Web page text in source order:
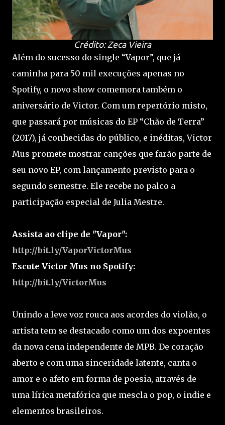
Crédito: Zeca Vieira
Além do sucesso do single “Vapor”, que já
caminha para 50 mil execuções apenas no
Spotify, o novo show comemora também o
aniversário de Victor. Com um repertório misto,
que passará por músicas do EP “Chão de Terra”
(2017), já conhecidas do público, e inéditas, Victor
Mus promete mostrar canções que farão parte de
seu novo EP, com lançamento previsto para o
segundo semestre. Ele recebe no palco a
participação especial de Julia Mestre.
Assista ao clipe de "Vapor":
http://bit.ly/VaporVictorMus
Escute Victor Mus no Spotify:
http://bit.ly/VictorMus
Unindo a leve voz rouca aos acordes do violão, o
artista tem se destacado como um dos expoentes
da nova cena independente de MPB. De coração
aberto e com uma sinceridade latente, canta o
amor e o afeto em forma de poesia, através de
uma lírica metafórica que mescla o pop, o indie e
elementos brasileiros.